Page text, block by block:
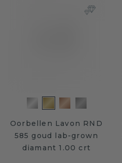
Oorbellen Lavon RND
585 goud lab-grown
diamant 1.00 crt